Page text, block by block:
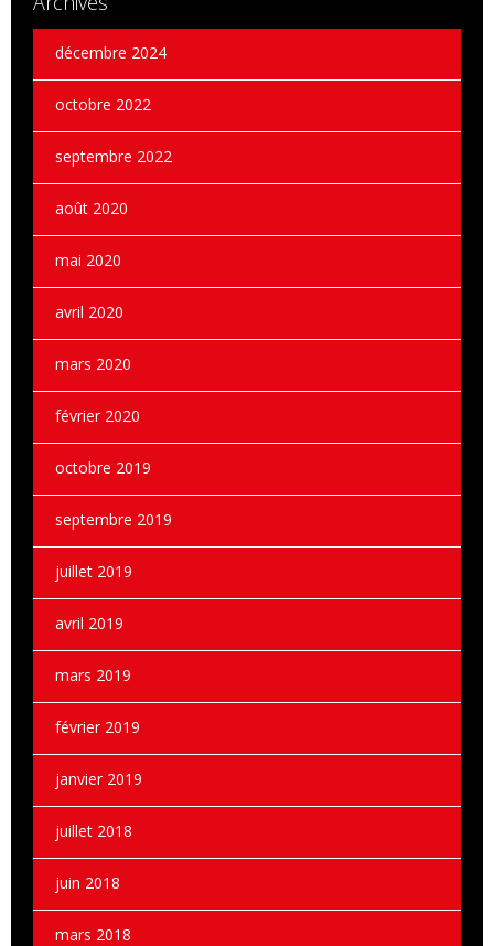
décembre 2024
octobre 2022
septembre 2022
août 2020
mai 2020
avril 2020
mars 2020
février 2020
octobre 2019
septembre 2019
juillet 2019
avril 2019
mars 2019
février 2019
janvier 2019
juillet 2018
juin 2018
mars 2018